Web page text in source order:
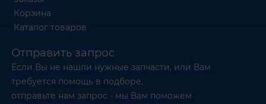
Корзина
Каталог товаров
Отправить запрос
Если Вы не нашли нужные запчасти, или Вам
требуется помощь в подборе,
отправьте нам запрос - мы Вам поможем